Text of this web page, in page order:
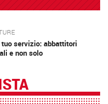
servizio: abbattitori
e non solo